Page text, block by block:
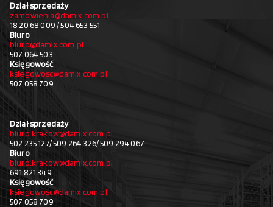
Dział sprzedaży
zamowienia@damix.com.pl
18 20 68 009 / 504 653 551
Biuro
biuro@damix.com.pl
507 064 503
Księgowość
ksiegowosc@damix.com.pl
507 058 709
Dział sprzedaży
biuro.krakow@damix.com.pl
502 235 127/ 509 264 326/ 509 294 067
Biuro
biuro.krakow@damix.com.pl
691 821 349
Księgowość
ksiegowosc@damix.com.pl
507 058 709